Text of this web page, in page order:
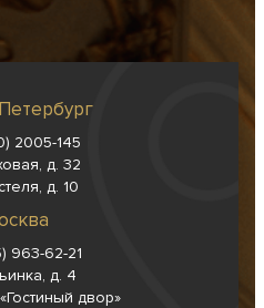
2005-145
д. 32
д. 10
963-62-21
д. 4
двор»